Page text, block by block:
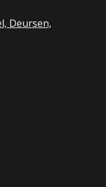
Deursen,